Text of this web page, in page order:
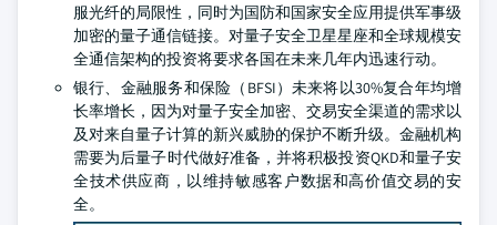
服光纤的局限性，同时为国防和国家安全应用提供军事级
加密的量子通信链接。对量子安全卫星星座和全球规模安
全通信架构的投资将要求各国在未来几年内迅速行动。
银行、金融服务和保险（BFSI）未来将以30%复合年均增
长率增长，因为对量子安全加密、交易安全渠道的需求以
及对来自量子计算的新兴威胁的保护不断升级。金融机构
需要为后量子时代做好准备，并将积极投资QKD和量子安
全技术供应商，以维持敏感客户数据和高价值交易的安
全。